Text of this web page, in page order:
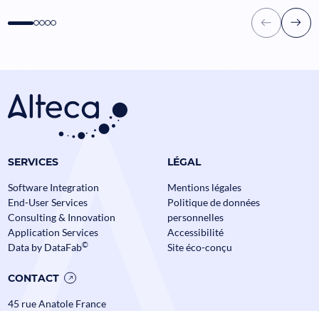
Data Mesh en Banque et
Assurance : comment passer à
l’échelle sans perdre le contrôle ?
Assurance Banque Data
SERVICES
Software Integration
End-User Services
Consulting & Innovation
Application Services
Data by DataFab©
LÉGAL
Mentions légales
Politique de données
personnelles
Accessibilité
Site éco-conçu
CONTACT
45 rue Anatole France